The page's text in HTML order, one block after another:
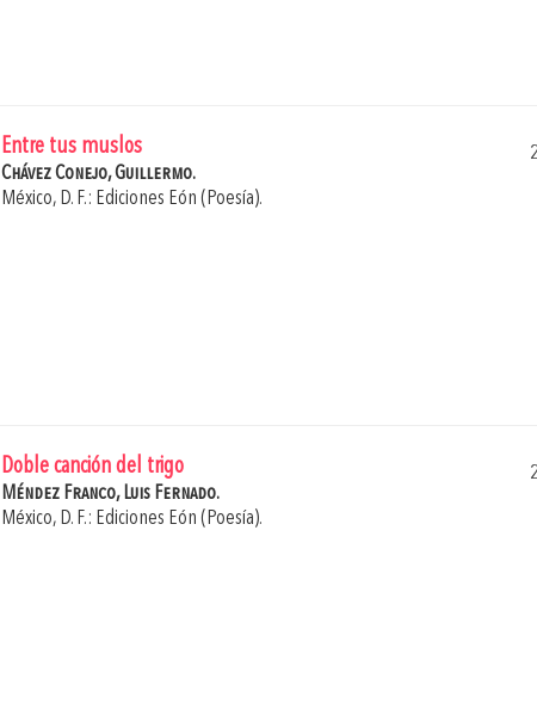
Entre tus muslos
Chávez Conejo, Guillermo.
México, D. F.: Ediciones Eón (Poesía).
Doble canción del trigo
Méndez Franco, Luis Fernado.
México, D. F.: Ediciones Eón (Poesía).